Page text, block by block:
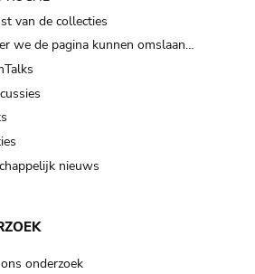
van de collecties
we de pagina kunnen omslaan…
nieuws
onderzoek